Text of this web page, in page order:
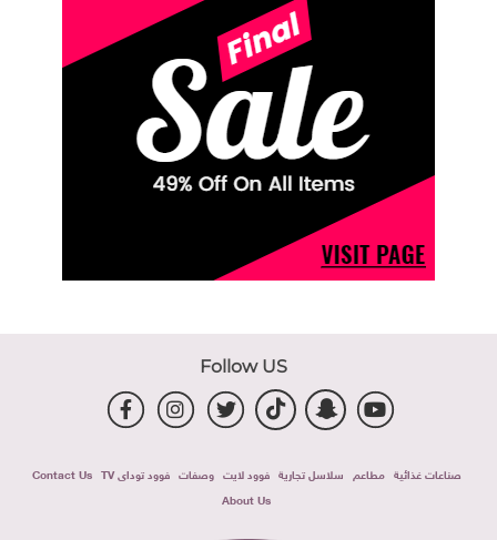
Follow US
صناعات غذائية مطاعم سلاسل تجارية فوود لايت وصفات فوود توداى TV
Contact Us
About Us